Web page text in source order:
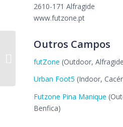
2610-171 Alfragide
www.futzone.pt
Outros Campos
futZone (Outdoor,
Urban Foot5 (Indoor,
Futzone Pina Manique
Benfica)
Funsports